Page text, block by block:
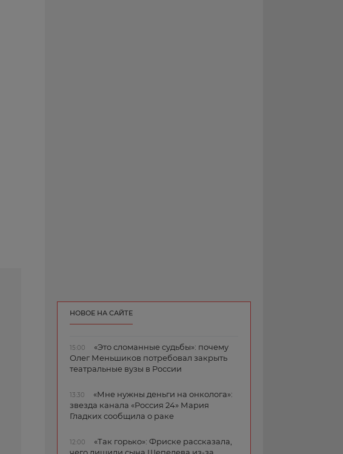
НОВОЕ НА САЙТЕ
15:00
«Это сломанные судьбы»: почему
Олег Меньшиков потребовал закрыть
театральные вузы в России
13:30
«Мне нужны деньги на онколога»:
звезда канала «Россия 24» Мария
Гладких сообщила о раке
12:00
«Так горько»: Фриске рассказала,